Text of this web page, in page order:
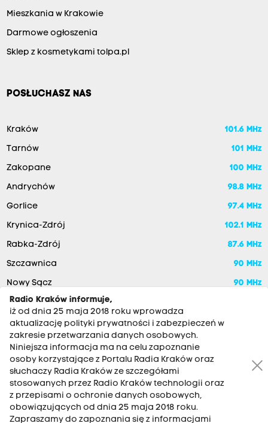
Mieszkania w Krakowie
Darmowe ogłoszenia
Sklep z kosmetykami tolpa.pl
POSŁUCHASZ NAS
Kraków 101.6 MHz
Tarnów 101 MHz
Zakopane 100 MHz
Andrychów 98.8 MHz
Gorlice 97.4 MHz
Krynica-Zdrój 102.1 MHz
Rabka-Zdrój 87.6 MHz
Szczawnica 90 MHz
Nowy Sącz 90 MHz
RADIO KRAKÓW SA. Aleja Juliusza Słowackiego 22, 30-007
Kraków
Antena: 12 200 33 33
Radio Kraków informuje,
iż od dnia 25 maja 2018 roku wprowadza
aktualizację polityki prywatności i zabezpieczeń w
zakresie przetwarzania danych osobowych.
Niniejsza informacja ma na celu zapoznanie
osoby korzystające z Portalu Radia Kraków oraz
słuchaczy Radia Kraków ze szczegółami
stosowanych przez Radio Kraków technologii oraz
z przepisami o ochronie danych osobowych,
obowiązujących od dnia 25 maja 2018 roku.
Zapraszamy do zapoznania się z informacjami